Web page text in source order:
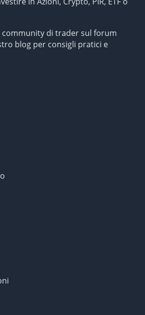
di trader sul forum
blog per consigli pratici e